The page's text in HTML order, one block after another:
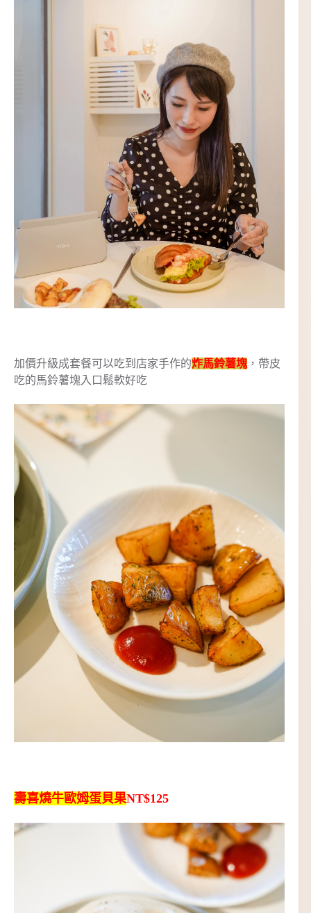
加價升級成套餐可以吃到店家手作的炸馬鈴薯塊 ，帶皮
吃的馬鈴薯塊入口鬆軟好吃
壽喜燒牛歐姆蛋貝果NT$125